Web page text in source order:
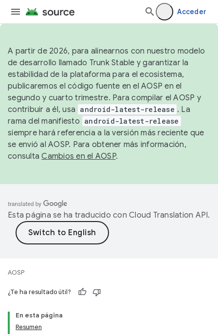
Acceder
A partir de 2026, para alinearnos con nuestro modelo
de desarrollo llamado Trunk Stable y garantizar la
estabilidad de la plataforma para el ecosistema,
publicaremos el código fuente en el AOSP en el
segundo y cuarto trimestre. Para compilar el AOSP y
contribuir a él, usa android-latest-release . La
rama del manifiesto android-latest-release
siempre hará referencia a la versión más reciente que
se envió al AOSP. Para obtener más información,
consultaCambios en el AOSP.
Esta página se ha traducido con Cloud Translation API.
AOSP
¿Te ha resultado útil?
En esta página
Resumen